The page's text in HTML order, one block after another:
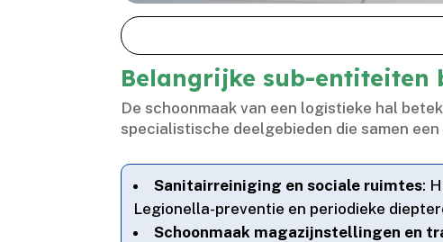
Belangrijke sub-entiteiten
De schoonmaak van een logistieke hal
specialistische deelgebieden die samen
Sanitairreiniging en sociale ruimtes:
Legionella-preventie en periodieke
Schoonmaak magazijnstellingen en